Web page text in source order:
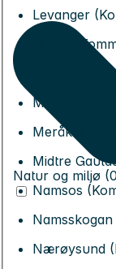
Levanger
Lierne
Malvik
Melhus
Meråker
Midtre
Namsos
Nærøysund
Natur og miljø